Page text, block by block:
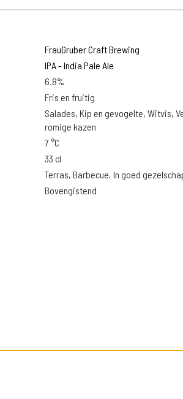
FrauGruber Craft Brewing
IPA - India Pale Ale
6.8%
Fris en fruitig
Salades, Kip en gevogelte, Witvis,
romige kazen
7 °C
33 cl
Terras, Barbecue, In goed
Bovengistend